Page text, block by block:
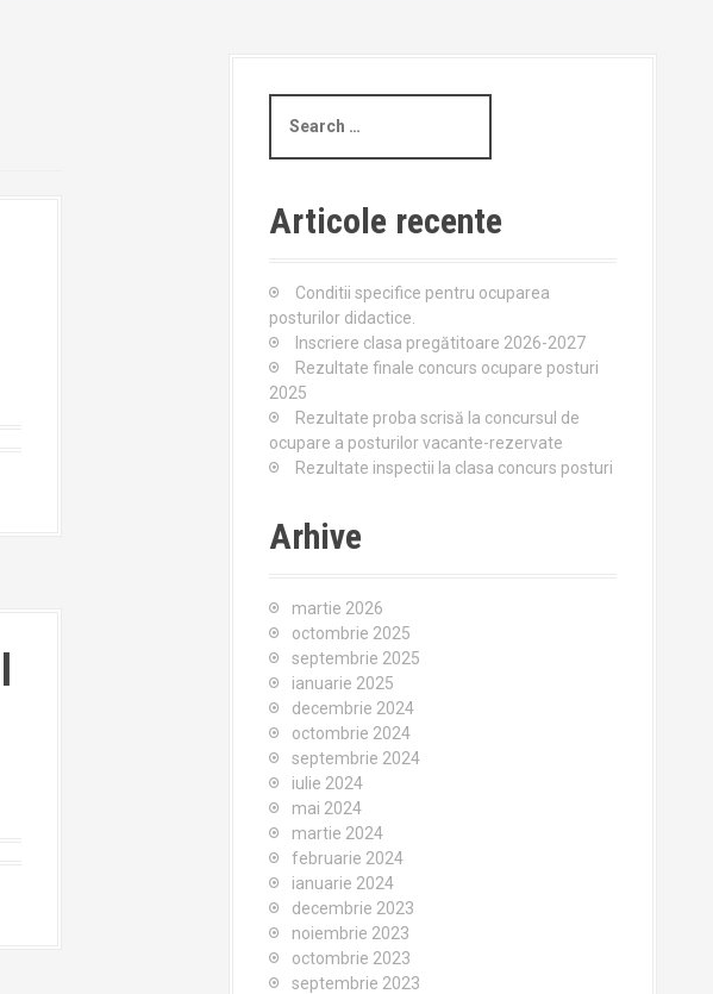
a
c
h
:
Articole recente
Conditii specifice pentru ocuparea
posturilor didactice.
Inscriere clasa pregătitoare 2026-2027
Rezultate finale concurs ocupare posturi
2025
Rezultate proba scrisă la concursul de
ocupare a posturilor vacante-rezervate
Rezultate inspectii la clasa concurs posturi
Arhive
martie 2026
octombrie 2025
septembrie 2025
ianuarie 2025
decembrie 2024
octombrie 2024
septembrie 2024
iulie 2024
mai 2024
martie 2024
februarie 2024
ianuarie 2024
decembrie 2023
noiembrie 2023
octombrie 2023
septembrie 2023